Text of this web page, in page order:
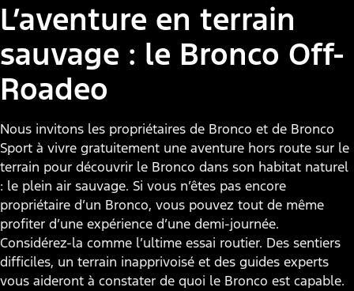
L’aventure en terrain
sauvage : le Bronco Off-
Roadeo
Nous invitons les propriétaires de Bronco et de Bronco
Sport à vivre gratuitement une aventure hors route sur le
terrain pour découvrir le Bronco dans son habitat naturel
: le plein air sauvage. Si vous n’êtes pas encore
propriétaire d’un Bronco, vous pouvez tout de même
profiter d’une expérience d’une demi-journée.
Considérez-la comme l’ultime essai routier. Des sentiers
difficiles, un terrain inapprivoisé et des guides experts
vous aideront à constater de quoi le Bronco est capable.